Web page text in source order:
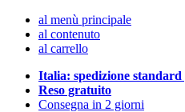
al menù principale
al contenuto
al carrello
Italia: spedizione
Reso gratuito
Consegna in 2 giorni